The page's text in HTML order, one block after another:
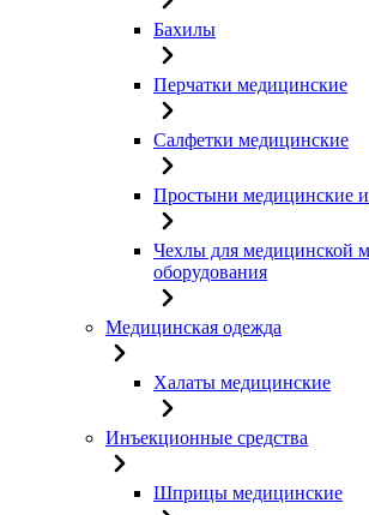
Бахилы
Перчатки медицинские
Салфетки медицинские
Простыни медицинские
Чехлы для медицинской
оборудования
Медицинская одежда
Халаты медицинские
Инъекционные средства
Шприцы медицинские